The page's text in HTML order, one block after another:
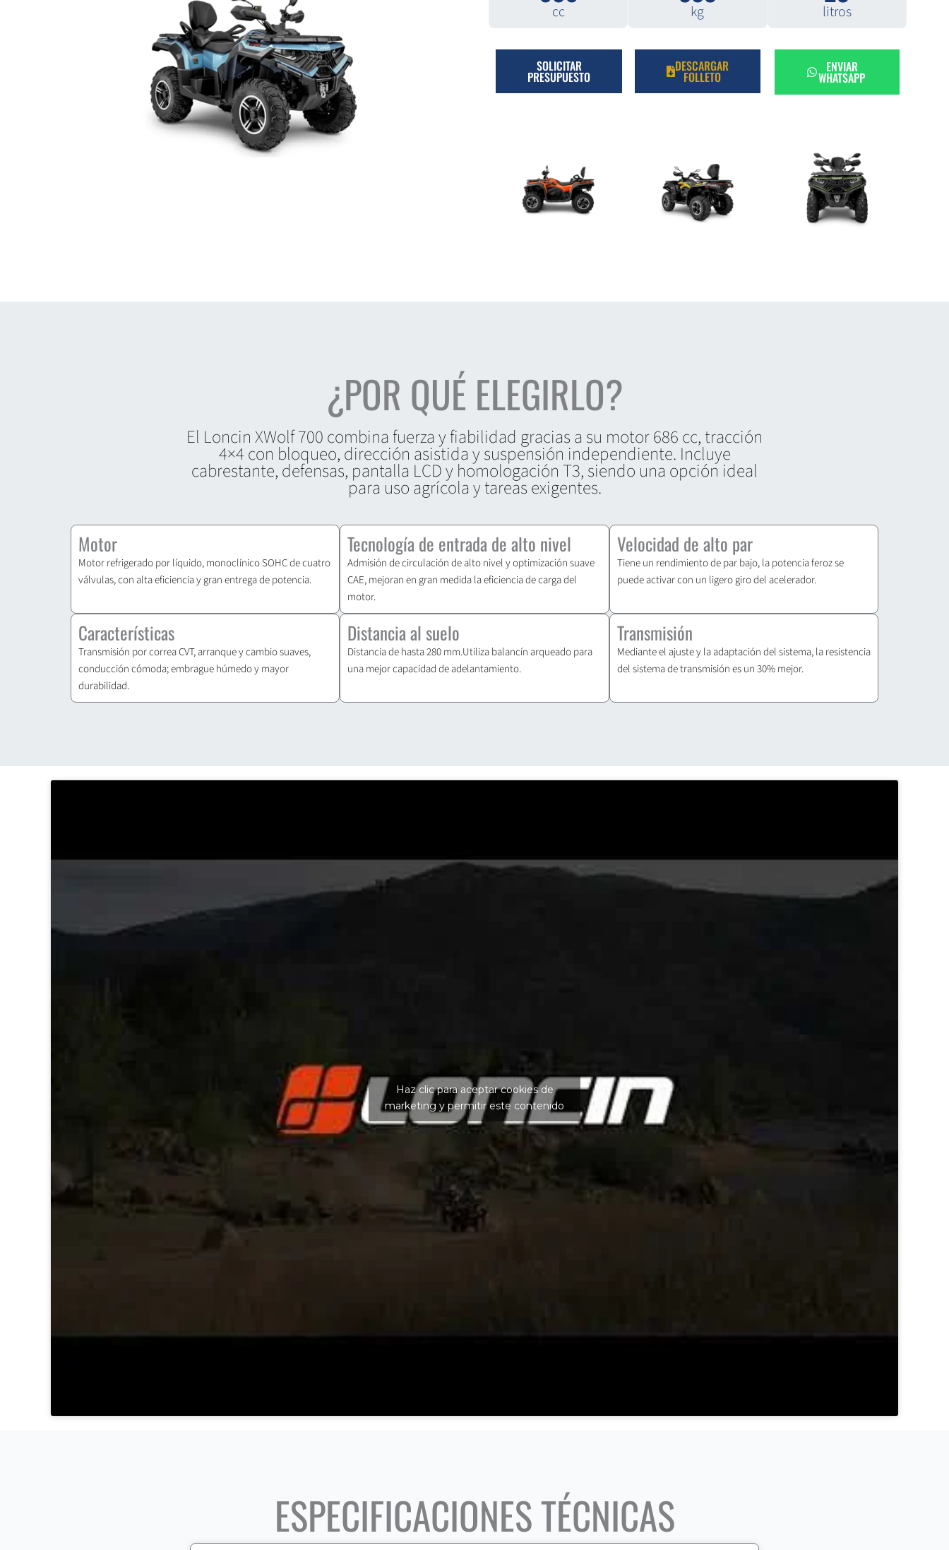
cc kg litros
SOLICITAR
PRESUPUESTO
DESCARGAR
FOLLETO
ENVIAR
WHATSAPP
¿POR QUÉ ELEGIRLO?
El Loncin XWolf 700 combina fuerza y fiabilidad gracias a su motor 686 cc, tracción
4×4 con bloqueo, dirección asistida y suspensión independiente. Incluye
cabrestante, defensas, pantalla LCD y homologación T3, siendo una opción ideal
para uso agrícola y tareas exigentes.
Motor
Motor refrigerado por líquido, monoclínico SOHC de cuatro
válvulas, con alta eficiencia y gran entrega de potencia.
Tecnología de entrada de alto nivel
Admisión de circulación de alto nivel y optimización suave
CAE, mejoran en gran medida la eficiencia de carga del
motor.
Velocidad de alto par
Tiene un rendimiento de par bajo, la potencia feroz se
puede activar con un ligero giro del acelerador.
Características
Transmisión por correa CVT, arranque y cambio suaves,
conducción cómoda; embrague húmedo y mayor
durabilidad.
Distancia al suelo
Distancia de hasta 280 mm.Utiliza balancín arqueado para
una mejor capacidad de adelantamiento.
Transmisión
Mediante el ajuste y la adaptación del sistema, la resistencia
del sistema de transmisión es un 30% mejor.
Haz clic para aceptar cookies de
marketing y permitir este contenido
ESPECIFICACIONES TÉCNICAS